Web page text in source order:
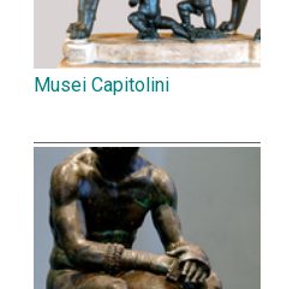
Musei Capitolini